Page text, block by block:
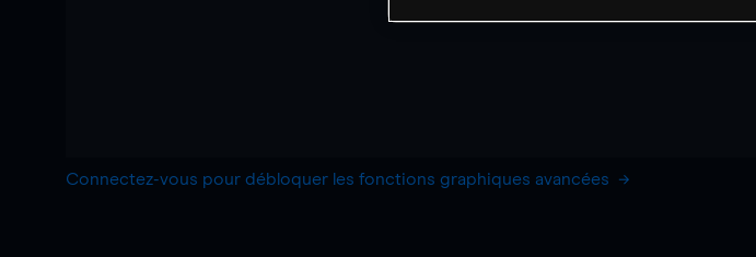
Connectez-vous pour débloquer les fonctions graphiques avancées